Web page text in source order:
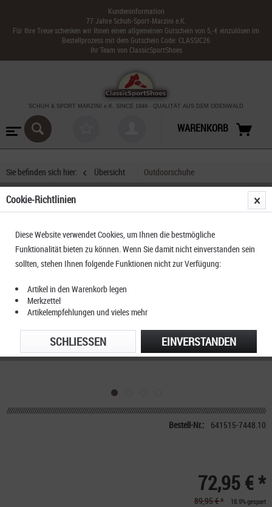
Kundeninformation
77 Jahre Schuh-Sport-Marzini e.K.
Für Ihre Treue schenken wir Ihnen einen allgemeinen Gutschein von 5,-€ einzulösen im
Bestellprozess mit dem Gutschein Code: CLASSIC26
Ihr Team von ClassicSportShoes
SCHUH & SPORT MARZINI e.K. SINCE 1949 - QUALITÄT AUS DEM ODENWALD
WARENKORB
Sie befinden sich hier: Übersicht Outdoorschuhe
Bestell-Nr.: 641515-7448.10
72,95 € *
89,95 € * 18.9% gespart
Cookie-Richtlinien
Diese Website verwendet Cookies, um Ihnen die bestmögliche
Funktionalität bieten zu können. Wenn Sie damit nicht einverstanden sein
sollten, stehen Ihnen folgende Funktionen nicht zur Verfügung:
Artikel in den Warenkorb legen
Merkzettel
Artikelempfehlungen und vieles mehr
EINVERSTANDEN
SCHLIESSEN